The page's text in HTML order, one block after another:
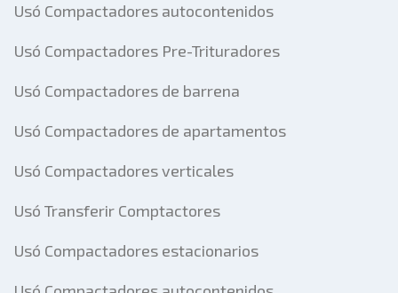
Usó Compactadores autocontenidos
Usó Compactadores Pre-Trituradores
Usó Compactadores de barrena
Usó Compactadores de apartamentos
Usó Compactadores verticales
Usó Transferir Comptactores
Usó Compactadores estacionarios